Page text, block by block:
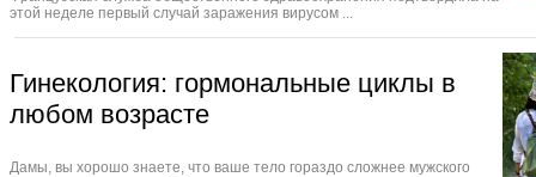
этой неделе первый случай заражения вирусом ...
Гинекология: гормональные циклы в
любом возрасте
Дамы, вы хорошо знаете, что ваше тело гораздо сложнее мужского